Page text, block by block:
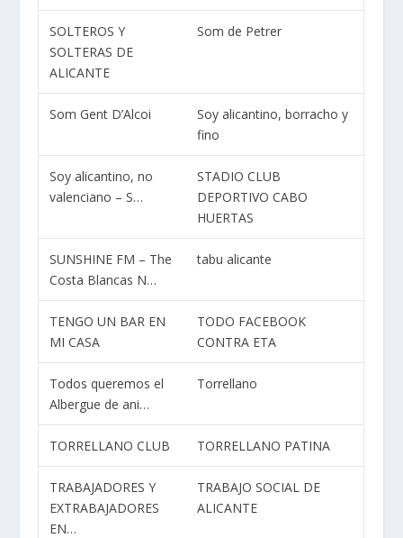
SOLTEROS Y
SOLTERAS DE
ALICANTE
Som de Petrer
Som Gent D’Alcoi
Soy alicantino, borracho y
fino
Soy alicantino, no
valenciano – S…
STADIO CLUB
DEPORTIVO CABO
HUERTAS
SUNSHINE FM – The
Costa Blancas N…
tabu alicante
TENGO UN BAR EN
MI CASA
TODO FACEBOOK
CONTRA ETA
Todos queremos el
Albergue de ani…
Torrellano
TORRELLANO CLUB TORRELLANO PATINA
TRABAJADORES Y
EXTRABAJADORES
EN…
TRABAJO SOCIAL DE
ALICANTE